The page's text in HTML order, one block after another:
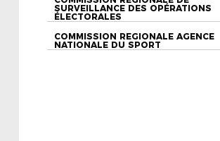
SURVEILLANCE DES OPÉRATIONS
ÉLECTORALES
COMMISSION REGIONALE AGENCE
NATIONALE DU SPORT